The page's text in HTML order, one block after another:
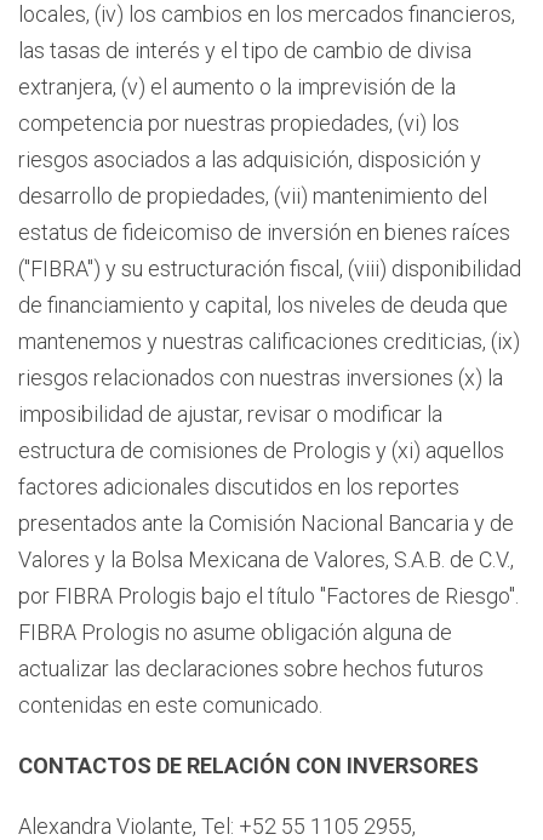
locales, (iv) los cambios en los mercados financieros,
las tasas de interés y el tipo de cambio de divisa
extranjera, (v) el aumento o la imprevisión de la
competencia por nuestras propiedades, (vi) los
riesgos asociados a las adquisición, disposición y
desarrollo de propiedades, (vii) mantenimiento del
estatus de fideicomiso de inversión en bienes raíces
("FIBRA") y su estructuración fiscal, (viii) disponibilidad
de financiamiento y capital, los niveles de deuda que
mantenemos y nuestras calificaciones crediticias, (ix)
riesgos relacionados con nuestras inversiones (x) la
imposibilidad de ajustar, revisar o modificar la
estructura de comisiones de Prologis y (xi) aquellos
factores adicionales discutidos en los reportes
presentados ante la Comisión Nacional Bancaria y de
Valores y la Bolsa Mexicana de Valores, S.A.B. de C.V.,
por FIBRA Prologis bajo el título "Factores de Riesgo".
FIBRA Prologis no asume obligación alguna de
actualizar las declaraciones sobre hechos futuros
contenidas en este comunicado.
CONTACTOS DE RELACIÓN CON INVERSORES
Alexandra Violante, Tel: +52 55 1105 2955,